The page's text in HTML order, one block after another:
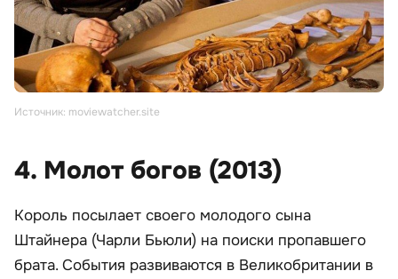
Источник: moviewatcher.site
4. Молот богов (2013)
Король посылает своего молодого сына
Штайнера (Чарли Бьюли) на поиски пропавшего
брата. События развиваются в Великобритании в